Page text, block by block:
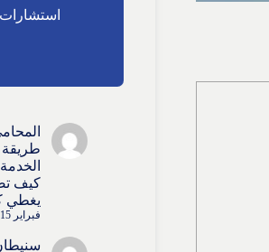
استشارات
طريقة
كيف
يغطي
فبراير 15, 2026